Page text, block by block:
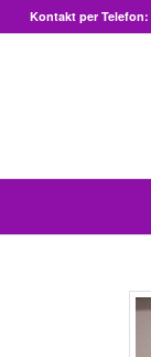
Kontakt per Telefon: